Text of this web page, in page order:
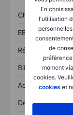
En
l'utilisation
de
moment
cookies.
cookies et
Chiffre d’affaires
EBITDA
Résultat net
Bilan
Actifs totaux
Dette totale